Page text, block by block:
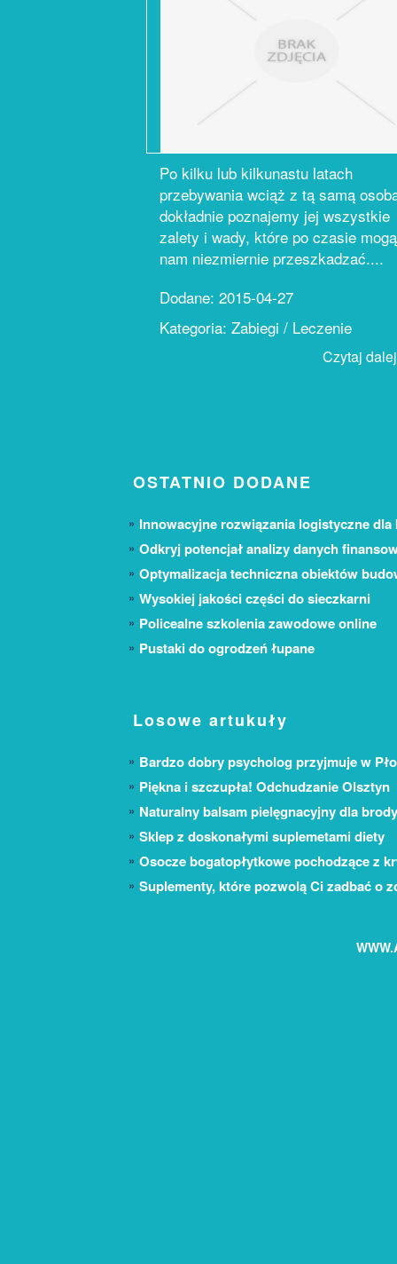
Po kilku lub kilkunastu latach
przebywania wciąż z tą samą
dokładnie poznajemy jej wszystkie
zalety i wady, które po czasie mogą
nam niezmiernie przeszkadzać....
Dodane: 2015-04-27
Kategoria: Zabiegi / Leczenie
Czytaj
OSTATNIO DODANE
Innowacyjne rozwiązania logistyczne dla
Odkryj potencjał analizy danych
Optymalizacja techniczna obiektów
Wysokiej jakości części do sieczkarni
Policealne szkolenia zawodowe online
Pustaki do ogrodzeń łupane
Losowe artukuły
Bardzo dobry psycholog przyjmuje w
Piękna i szczupła! Odchudzanie Olsztyn
Naturalny balsam pielęgnacyjny dla brody
Sklep z doskonałymi suplemetami diety
Osocze bogatopłytkowe pochodzące z
Suplementy, które pozwolą Ci zadbać o